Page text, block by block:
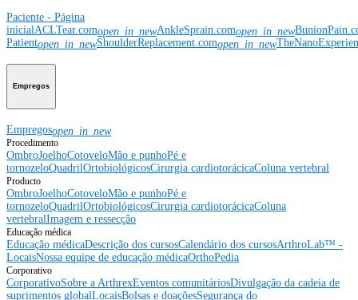
Paciente - Página
inicialACLTear.comopen_in_newAnkleSprain.comopen_in_new
Patientopen_in_newShoulderReplacement.comopen_in_new
Empregos
Empregosopen_in_new
Procedimento
OmbroJoelhoCotoveloMão e punhoPé e
tornozeloQuadrilOrtobiológicosCirurgia cardiotorácicaColuna vertebral
Producto
OmbroJoelhoCotoveloMão e punhoPé e
tornozeloQuadrilOrtobiológicosCirurgia cardiotorácicaColuna
vertebralImagem e ressecção
Educação médica
Educação médicaDescrição dos cursosCalendário dos cursosArthroLab™ -
LocaisNossa equipe de educação médicaOrthoPedia
Corporativo
CorporativoSobre a ArthrexEventos comunitáriosDivulgação da cadeia de
suprimentos globalLocaisBolsas e doaçõesSegurança do